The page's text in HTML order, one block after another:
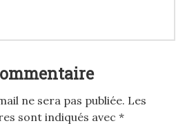
ne sera pas publiée. Les
sont indiqués avec *